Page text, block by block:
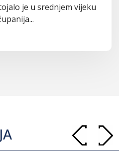
je u srednjem vijeku